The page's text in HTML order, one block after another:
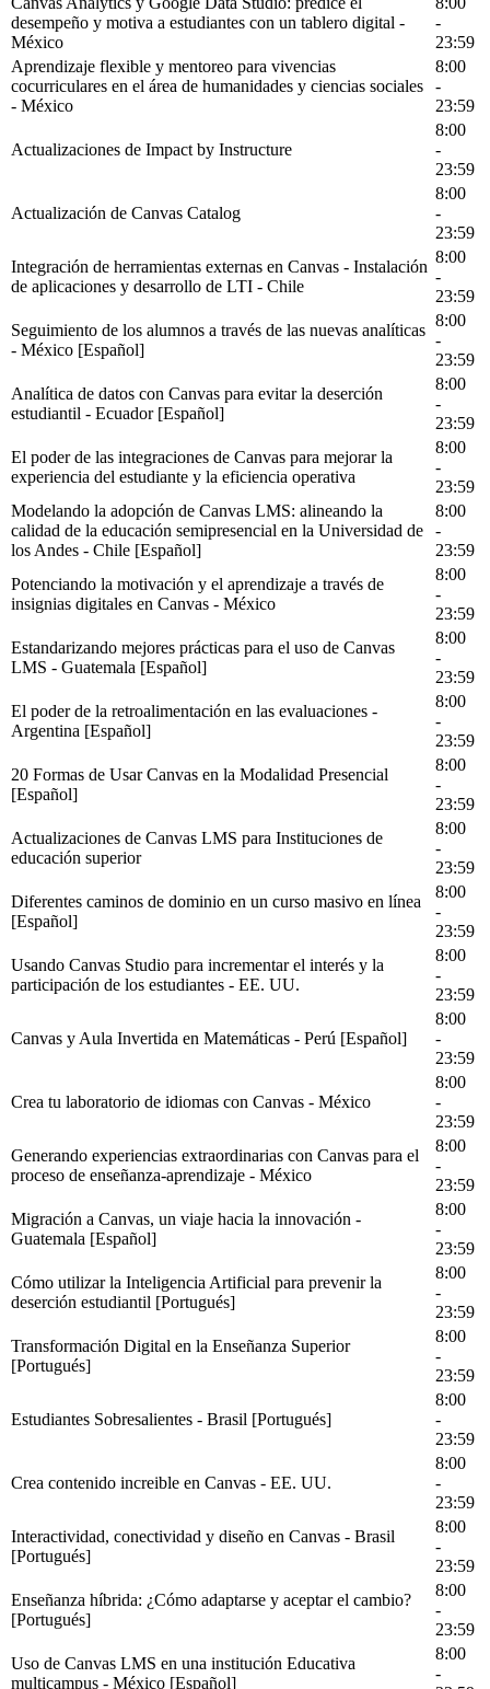
desempeño y motiva a estudiantes con un tablero digital -
México
-
23:59
Aprendizaje flexible y mentoreo para vivencias
cocurriculares en el área de humanidades y ciencias sociales
- México
8:00
-
23:59
Actualizaciones de Impact by Instructure
8:00
-
23:59
Actualización de Canvas Catalog
8:00
-
23:59
Integración de herramientas externas en Canvas - Instalación
de aplicaciones y desarrollo de LTI - Chile
8:00
-
23:59
Seguimiento de los alumnos a través de las nuevas analíticas
- México [Español]
8:00
-
23:59
Analítica de datos con Canvas para evitar la deserción
estudiantil - Ecuador [Español]
8:00
-
23:59
El poder de las integraciones de Canvas para mejorar la
experiencia del estudiante y la eficiencia operativa
8:00
-
23:59
Modelando la adopción de Canvas LMS: alineando la
calidad de la educación semipresencial en la Universidad de
los Andes - Chile [Español]
8:00
-
23:59
Potenciando la motivación y el aprendizaje a través de
insignias digitales en Canvas - México
8:00
-
23:59
Estandarizando mejores prácticas para el uso de Canvas
LMS - Guatemala [Español]
8:00
-
23:59
El poder de la retroalimentación en las evaluaciones -
Argentina [Español]
8:00
-
23:59
20 Formas de Usar Canvas en la Modalidad Presencial
[Español]
8:00
-
23:59
Actualizaciones de Canvas LMS para Instituciones de
educación superior
8:00
-
23:59
Diferentes caminos de dominio en un curso masivo en línea
[Español]
8:00
-
23:59
Usando Canvas Studio para incrementar el interés y la
participación de los estudiantes - EE. UU.
8:00
-
23:59
Canvas y Aula Invertida en Matemáticas - Perú [Español]
8:00
-
23:59
Crea tu laboratorio de idiomas con Canvas - México
8:00
-
23:59
Generando experiencias extraordinarias con Canvas para el
proceso de enseñanza-aprendizaje - México
8:00
-
23:59
Migración a Canvas, un viaje hacia la innovación -
Guatemala [Español]
8:00
-
23:59
Cómo utilizar la Inteligencia Artificial para prevenir la
deserción estudiantil [Portugués]
8:00
-
23:59
Transformación Digital en la Enseñanza Superior
[Portugués]
8:00
-
23:59
Estudiantes Sobresalientes - Brasil [Portugués]
8:00
-
23:59
Crea contenido increible en Canvas - EE. UU.
8:00
-
23:59
Interactividad, conectividad y diseño en Canvas - Brasil
[Portugués]
8:00
-
23:59
Enseñanza híbrida: ¿Cómo adaptarse y aceptar el cambio?
[Portugués]
8:00
-
23:59
Uso de Canvas LMS en una institución Educativa
multicampus - México [Español]
8:00
-